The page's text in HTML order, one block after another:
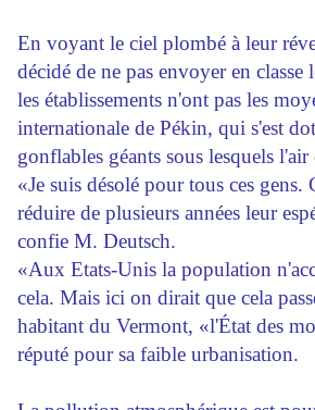
En voyant le ciel plombé à leur
décidé de ne pas envoyer en classe
les établissements n'ont pas les
internationale de Pékin, qui s'est
gonflables géants sous lesquels
«Je suis désolé pour tous ces gens.
réduire de plusieurs années leur
confie M. Deutsch.
«Aux Etats-Unis la population
cela. Mais ici on dirait que cela
habitant du Vermont, «l'État des
réputé pour sa faible urbanisation.